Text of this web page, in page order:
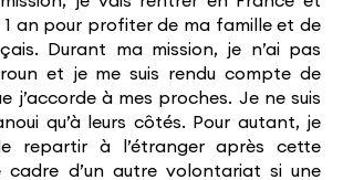
1 an pour profiter de ma famille et de
Durant ma mission, je n’ai pas
et je me suis rendu compte de
j’accorde à mes proches. Je ne suis
qu’à leurs côtés. Pour autant, je
repartir à l’étranger après cette
cadre d’un autre volontariat si une